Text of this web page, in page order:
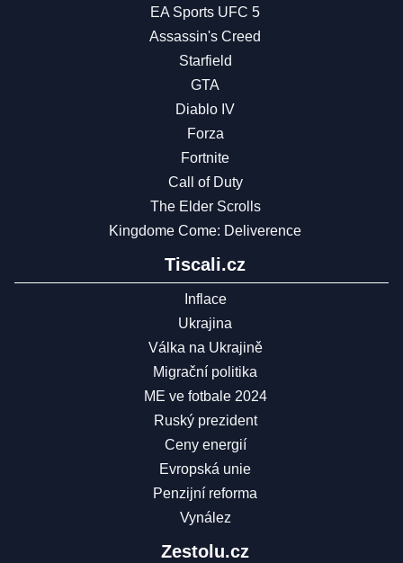
EA Sports UFC 5
Assassin's Creed
Starfield
GTA
Diablo IV
Forza
Fortnite
Call of Duty
The Elder Scrolls
Kingdome Come: Deliverence
Tiscali.cz
Inflace
Ukrajina
Válka na Ukrajině
Migrační politika
ME ve fotbale 2024
Ruský prezident
Ceny energií
Evropská unie
Penzijní reforma
Vynález
Zestolu.cz